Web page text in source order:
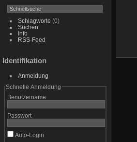
Schlagworte (0)
Suchen
Info
RSS-Feed
Identifikation
Anmeldung
Schnelle Anmeldung
Benutzername
Passwort
Auto-Login